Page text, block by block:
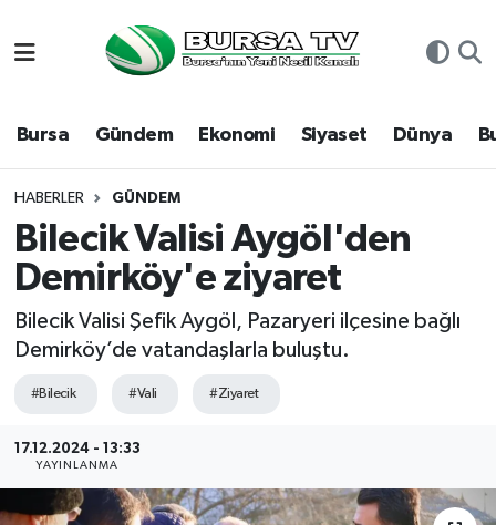
Bursa Gündem Ekonomi Siyaset Dünya
HABERLER GÜNDEM
Bilecik Valisi Aygöl'den
Demirköy'e ziyaret
Bilecik Valisi Şefik Aygöl, Pazaryeri ilçesine bağlı
Demirköy’de vatandaşlarla buluştu.
#Bilecik #Vali #Ziyaret
17.12.2024 - 13:33
YAYINLANMA
Bursa
Dünya
Eğitim
Ekonomi
Genel
Hava Durumu
Namaz Vakitleri
Trafik Durumu
Süper Lig Puan Durumu ve Fikstür
Tüm Manşetler